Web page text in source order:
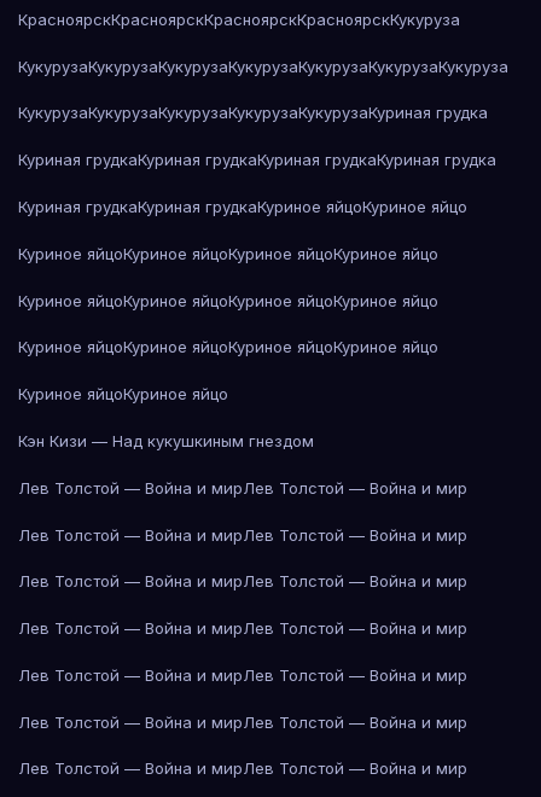
КрасноярскКрасноярскКрасноярскКрасноярскКукуруза
КукурузаКукурузаКукурузаКукурузаКукурузаКукурузаКукуруза
КукурузаКукурузаКукурузаКукурузаКукурузаКуриная грудка
Куриная грудкаКуриная грудкаКуриная грудкаКуриная грудка
Куриная грудкаКуриная грудкаКуриное яйцоКуриное яйцо
Куриное яйцоКуриное яйцоКуриное яйцоКуриное яйцо
Куриное яйцоКуриное яйцоКуриное яйцоКуриное яйцо
Куриное яйцоКуриное яйцоКуриное яйцоКуриное яйцо
Куриное яйцоКуриное яйцо
Кэн Кизи — Над кукушкиным гнездом
Лев Толстой — Война и мирЛев Толстой — Война и мир
Лев Толстой — Война и мирЛев Толстой — Война и мир
Лев Толстой — Война и мирЛев Толстой — Война и мир
Лев Толстой — Война и мирЛев Толстой — Война и мир
Лев Толстой — Война и мирЛев Толстой — Война и мир
Лев Толстой — Война и мирЛев Толстой — Война и мир
Лев Толстой — Война и мирЛев Толстой — Война и мир